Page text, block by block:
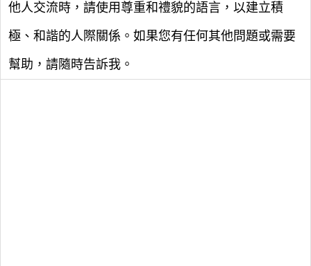
他人交流時，請使用尊重和禮貌的語言，以建立積
極、和諧的人際關係。如果您有任何其他問題或需要
幫助，請隨時告訴我。